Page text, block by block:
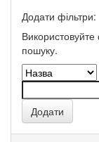
Додати фільтри:
Використовуйте
пошуку.